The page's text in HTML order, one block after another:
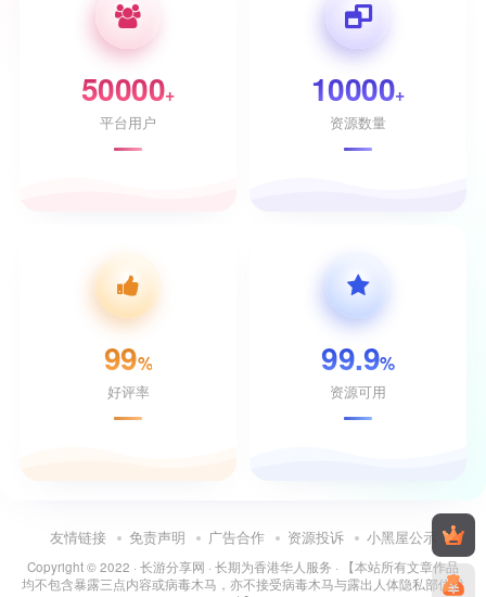
50000+
平台用户
10000+
资源数量
99%
好评率
99.9%
资源可用
友情链接 免责声明 广告合作 资源投诉 小黑屋公示
Copyright © 2022 · 长游分享网 · 长期为香港华人服务 · 【本站所有文章作品
均不包含暴露三点内容或病毒木马，亦不接受病毒木马与露出人体隐私部位投